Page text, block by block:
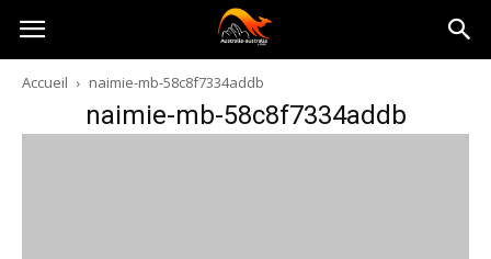
Australia-
australie.com
Accueil naimie-mb-58c8f7334addb
naimie-mb-58c8f7334addb